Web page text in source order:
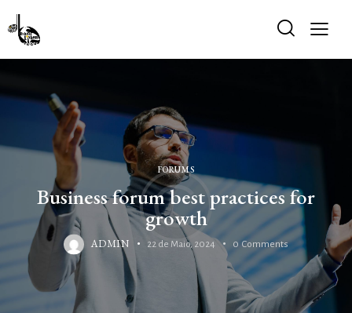
FORUMS
Business forum best practices for
growth
ADMIN 22 de Maio, 2024 0 Comments